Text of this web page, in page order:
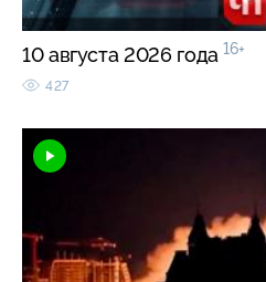
10 августа 2026 года 16+
427